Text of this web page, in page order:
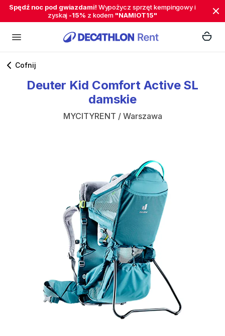
Spędź noc pod gwiazdami! Wypożycz sprzęt kempingowy i
zyskaj -15% z kodem "NAMIOT15"
Cofnij
Deuter Kid Comfort Active SL
damskie
MYCITYRENT / Warszawa